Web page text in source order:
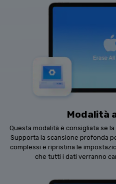
Modalità
Questa modalità è consigliata se
Supporta la scansione profonda
complessi e ripristina le
che tutti i dati verranno